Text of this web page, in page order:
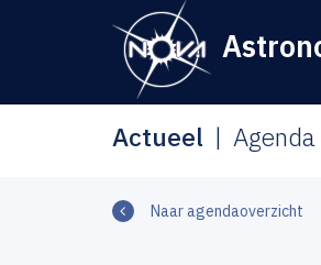
Actueel Agenda
Naar agendaoverzicht